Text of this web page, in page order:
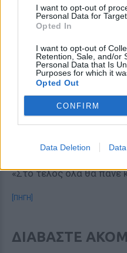
I want to opt-out of
Personal Data for
Opted In
I want to opt-out of
Retention, Sale, and/or
Personal Data that Is
Purposes for which it
Opted Out
CONFIRM
Data Deletion
προσπάθειας για
Ευρώπη που είναι
να παραμερίζονται από
πολιτικές δυνάμεις.
«Εκείνοι που θέλουν να
φυσιολογικές σχέσεις
αυτή την ατελείωτη
«Στο τέλος όλα θα πάνε
[ΠΗΓΗ]
ΔΙΑΒΑΣΤΕ